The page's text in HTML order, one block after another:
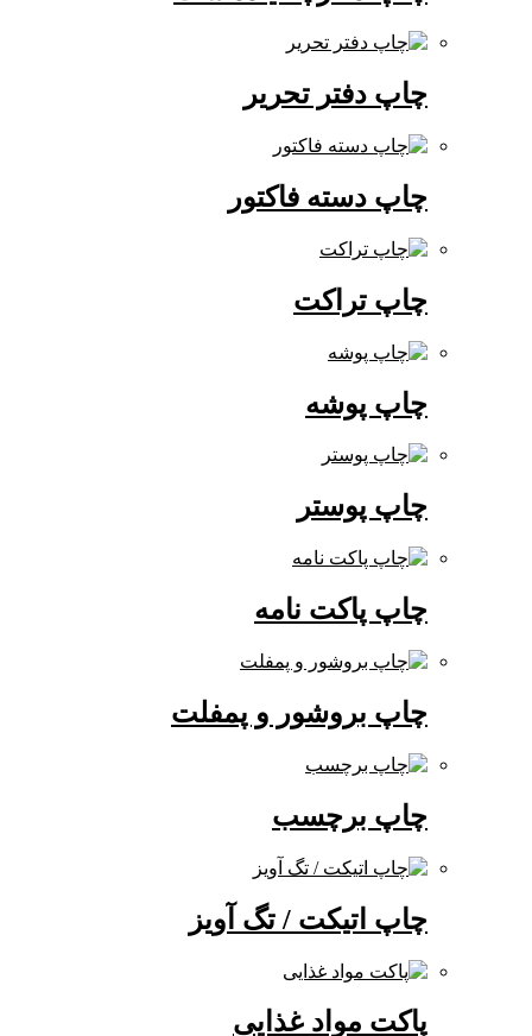
چاپ دفتر تحریر
چاپ دسته فاکتور
چاپ تراکت
چاپ پوشه
چاپ پوستر
چاپ پاکت نامه
چاپ بروشور و پمفلت
چاپ برچسب
چاپ اتیکت / تگ آویز
پاکت مواد غذایی